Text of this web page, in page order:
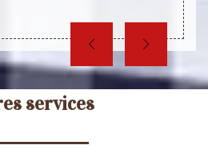
services